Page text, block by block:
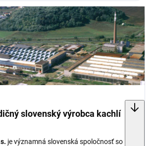
slovenský výrobca kachlí
je významná slovenská spoločnosť so